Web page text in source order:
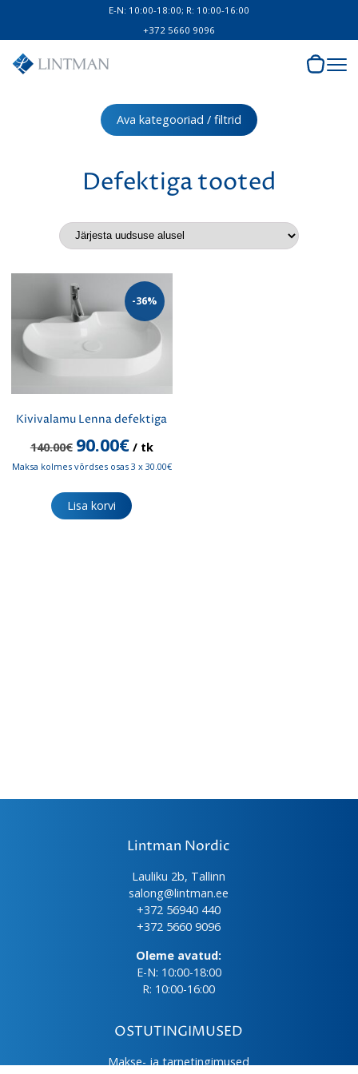
E-N: 10:00-18:00; R: 10:00-16:00
+372 5660 9096
Ava kategooriad / filtrid
Defektiga tooted
-36%
Kivivalamu Lenna defektiga
140.00€ Algne
hind
oli:
90.00€Praegune
hind
on:
/ tk
Maksa kolmes võrdses osas 3 x 30.00€
Lisa korvi
Lintman Nordic
Lauliku 2b, Tallinn
salong@lintman.ee
+372 56940 440
+372 5660 9096
Oleme avatud:
E-N: 10:00-18:00
R: 10:00-16:00
OSTUTINGIMUSED
Makse- ja tarnetingimused